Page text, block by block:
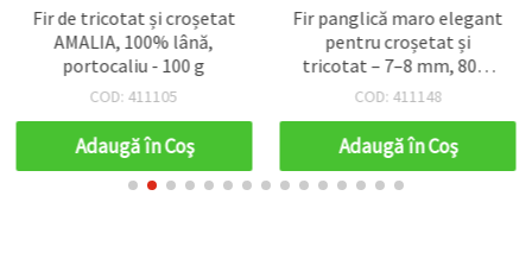
Fir de tricotat și croșetat
AMALIA, 100% lână,
portocaliu - 100 g
COD: 411105
Adaugă în Coş
Fir panglică maro elegant
pentru croșetat și
tricotat – 7–8 mm, 80%
bumbac / 20% poliester,
COD: 411148
Adaugă în Coş